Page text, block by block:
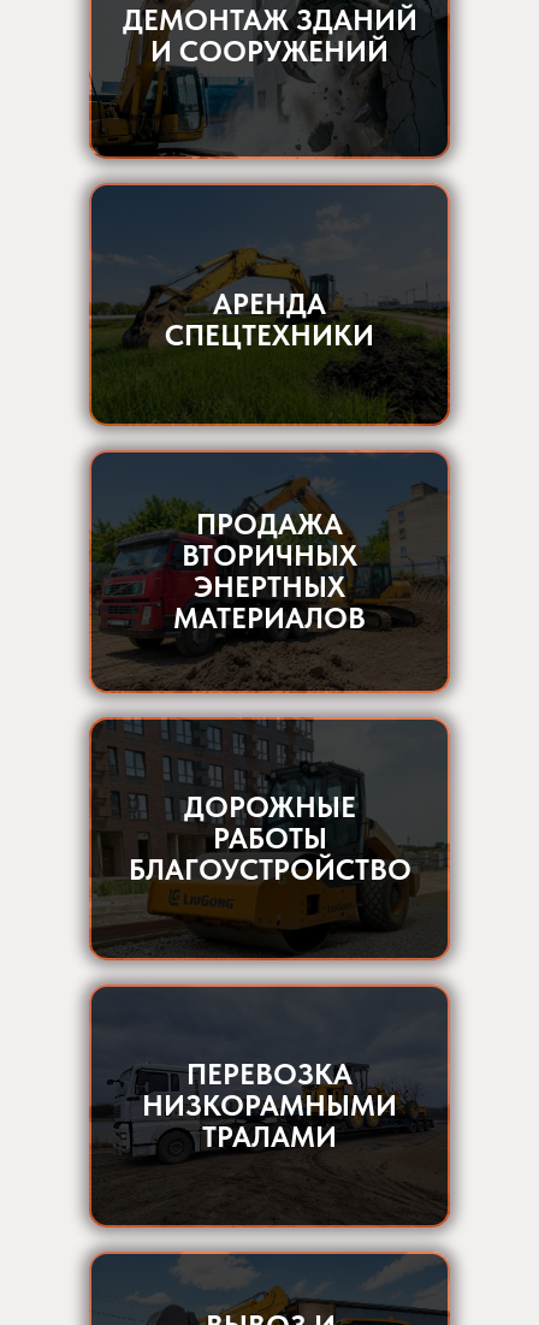
ДЕМОНТАЖ ЗДАНИЙ
И СООРУЖЕНИЙ
ПРОДАЖА
ВТОРИЧНЫХ
ЭНЕРТНЫХ
МАТЕРИАЛОВ
ПЕРЕВОЗКА
НИЗКОРАМНЫМИ
ТРАЛАМИ
ДОРОЖНЫЕ
РАБОТЫ
БЛАГОУСТРОЙСТВО
АРЕНДА
СПЕЦТЕХНИКИ